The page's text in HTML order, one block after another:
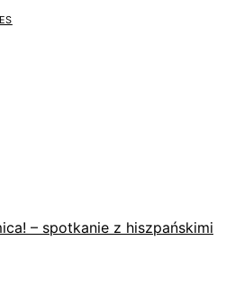
– spotkanie z hiszpańskimi